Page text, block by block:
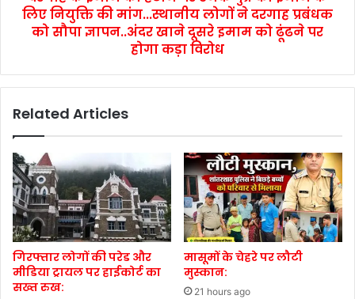
लिए नियुक्ति की मांग...स्थानीय लोगों ने दरगाह प्रबंधक
को सौपा ज्ञापन..अंदर खाने दूसरे इमाम को ढूंढने पर
होगा कड़ा विरोध
Related Articles
गिरफ्तार लोगों की परेड और
मीडिया ट्रायल पर हाईकोर्ट का
सख्त रुख:
मासूमों के चेहरे पर लौटी
मुस्कान:
21 hours ago